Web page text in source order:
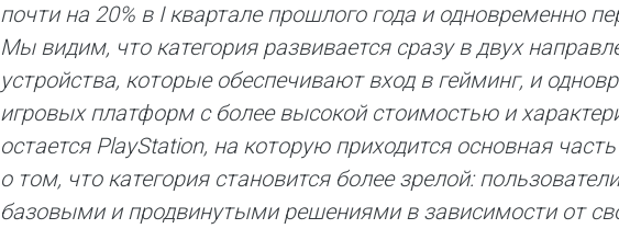
почти на 20% в I квартале прошлого года и одновременно
Мы видим, что категория развивается сразу в двух
устройства, которые обеспечивают вход в гейминг, и
игровых платформ с более высокой стоимостью и
остается PlayStation, на которую приходится основная
о том, что категория становится более зрелой:
базовыми и продвинутыми решениями в зависимости от